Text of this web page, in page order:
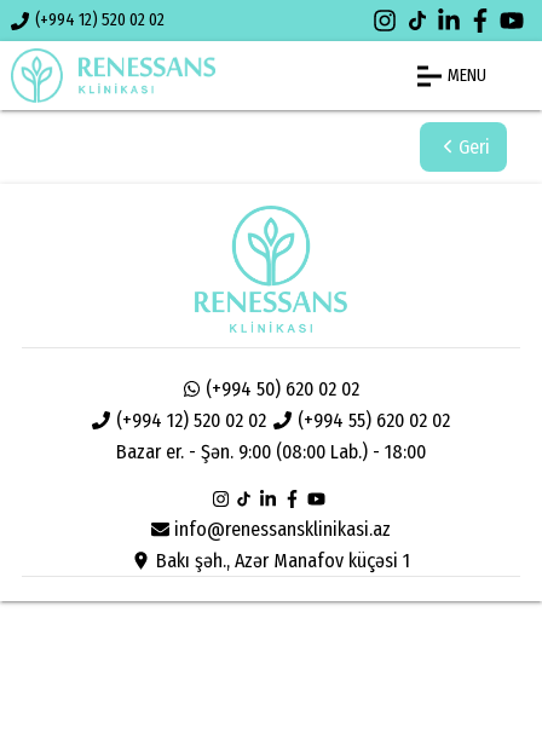
(+994 12) 520 02 02
MENU
Geri
info@renessansklinikasi.az
Bakı şəh., Azər Manafov küçəsi 1
(+994 12) 520 02 02 (+994 55) 620 02 02
(+994 50) 620 02 02
Bazar er. - Şən. 9:00 (08:00 Lab.) - 18:00